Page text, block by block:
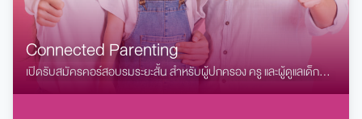
Connected Parenting
เปิดรับสมัครคอร์สอบรมระยะสั้น สำหรับผู้ปกครอง ครู และผู้ดูแลเด็ก
โดยคณาจารย์ ผู้เชี่ยวชาญตัวจริง